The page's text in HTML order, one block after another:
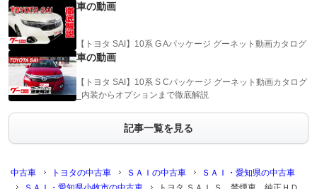
車の動画
【トヨタ SAI】10系 G Aパッケージ グーネット動画カタログ
車の動画
【トヨタ SAI】10系 S Cパッケージ グーネット動画カタログ
_内装からオプションまで徹底解説
記事一覧を見る
中古車 トヨタの中古車 ＳＡＩの中古車
ＳＡＩ・愛知県の中古車